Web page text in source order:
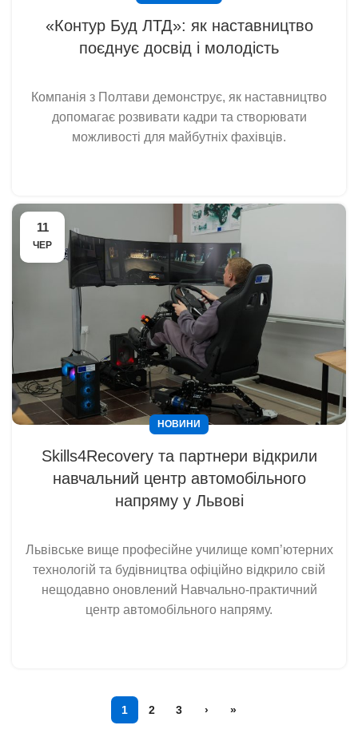
«Контур Буд ЛТД»: як наставництво
поєднує досвід і молодість
Компанія з Полтави демонструє, як наставництво
допомагає розвивати кадри та створювати
можливості для майбутніх фахівців.
11
ЧЕР
НОВИНИ
Skills4Recovery та партнери відкрили
навчальний центр автомобільного
напряму у Львові
Львівське вище професійне училище комп’ютерних
технологій та будівництва офіційно відкрило свій
нещодавно оновлений Навчально-практичний
центр автомобільного напряму.
1 2 3 › »